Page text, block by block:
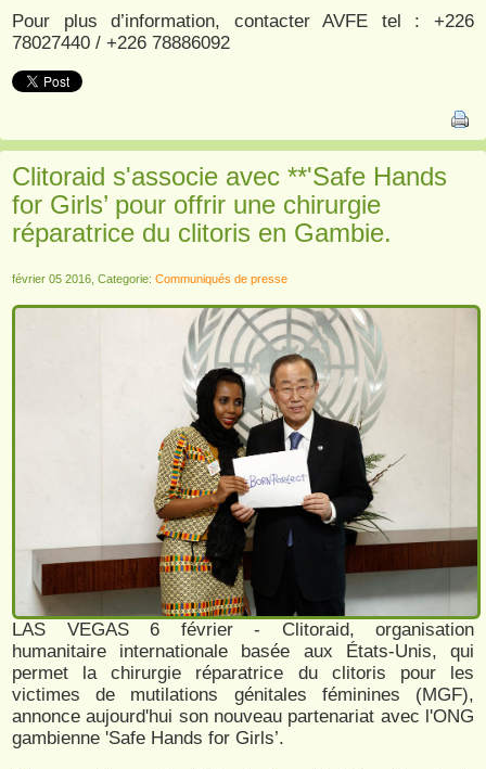
Pour plus d’information, contacter AVFE tel : +226
78027440 / +226 78886092
Clitoraid s'associe avec **'Safe Hands
for Girls’ pour offrir une chirurgie
réparatrice du clitoris en Gambie.
février 05 2016, Categorie: Communiqués de presse
LAS VEGAS 6 février - Clitoraid, organisation
humanitaire internationale basée aux États-Unis, qui
permet la chirurgie réparatrice du clitoris pour les
victimes de mutilations génitales féminines (MGF),
annonce aujourd'hui son nouveau partenariat avec l'ONG
gambienne 'Safe Hands for Girls’.